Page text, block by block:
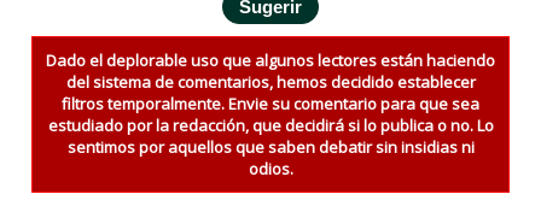
Dado el deplorable uso que algunos lectores están haciendo
del sistema de comentarios, hemos decidido establecer
filtros temporalmente. Envie su comentario para que sea
estudiado por la redacción, que decidirá si lo publica o no. Lo
sentimos por aquellos que saben debatir sin insidias ni
odios.